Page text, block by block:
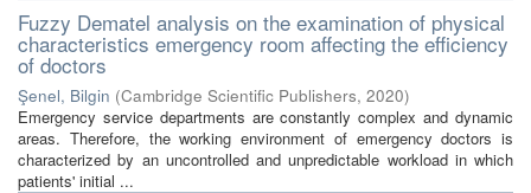
Fuzzy Dematel analysis on the examination of physical
characteristics emergency room affecting the efficiency
of doctors
Şenel, Bilgin (Cambridge Scientific Publishers, 2020)
Emergency service departments are constantly complex and dynamic
areas. Therefore, the working environment of emergency doctors is
characterized by an uncontrolled and unpredictable workload in which
patients' initial ...